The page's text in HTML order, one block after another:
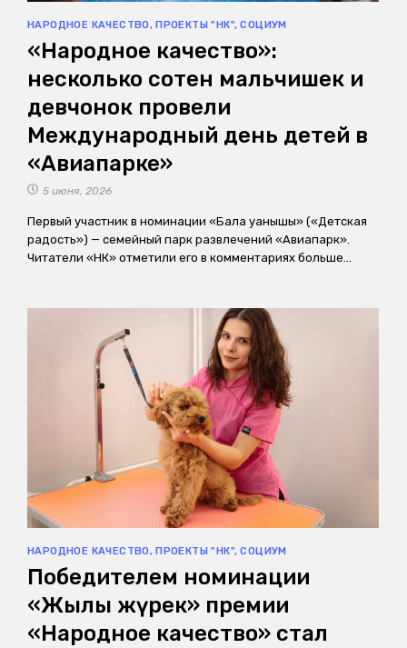
НАРОДНОЕ КАЧЕСТВО, ПРОЕКТЫ "НК", СОЦИУМ
«Народное качество»:
несколько сотен мальчишек и
девчонок провели
Международный день детей в
«Авиапарке»
5 июня, 2026
Первый участник в номинации «Бала қуанышы» («Детская
радость») — семейный парк развлечений «Авиапарк».
Читатели «НК» отметили его в комментариях больше…
НАРОДНОЕ КАЧЕСТВО, ПРОЕКТЫ "НК", СОЦИУМ
Победителем номинации
«Жылы жүрек» премии
«Народное качество» стал